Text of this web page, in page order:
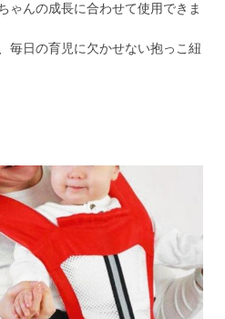
ゃんの成長に合わせて使用できま
毎日の育児に欠かせない抱っこ紐